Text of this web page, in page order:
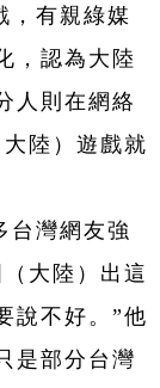
，有親綠媒
，認為大陸
人則在網絡
陸） 遊戲就
台灣網友強
大陸）出這
說不好。”他
是部分台灣